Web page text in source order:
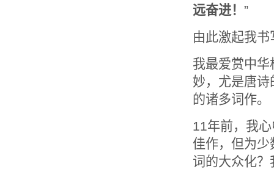
远奋进！ ”
由此激起我
我最爱赏中
妙，尤是唐诗
的诸多词作。
11年前，我
佳作， 但为少
词的大众化？